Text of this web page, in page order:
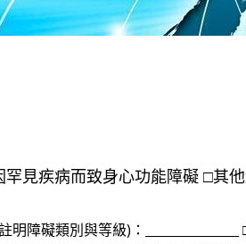
罕見疾病而致身心功能障礙 □其
明障礙類別與等級)：